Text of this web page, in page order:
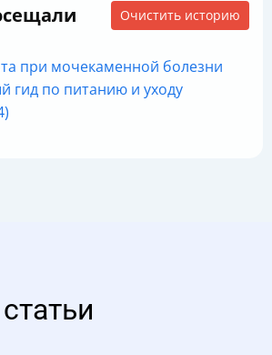
Очистить историю
при мочекаменной болезни
гид по питанию и уходу